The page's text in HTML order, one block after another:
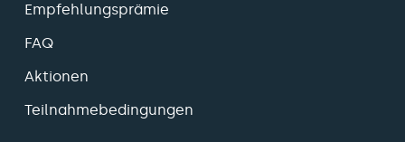
Empfehlungsprämie
FAQ
Aktionen
Teilnahmebedingungen